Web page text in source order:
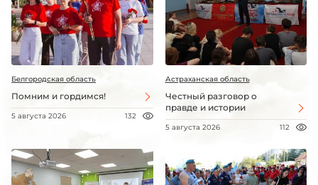
Белгородская область
Помним и гордимся!
5 августа 2026 132
Астраханская область
Честный разговор о
правде и истории
5 августа 2026 112